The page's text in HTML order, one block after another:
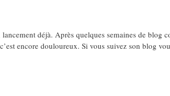
déjà. Après quelques semaines de blog
encore douloureux. Si vous suivez son blog